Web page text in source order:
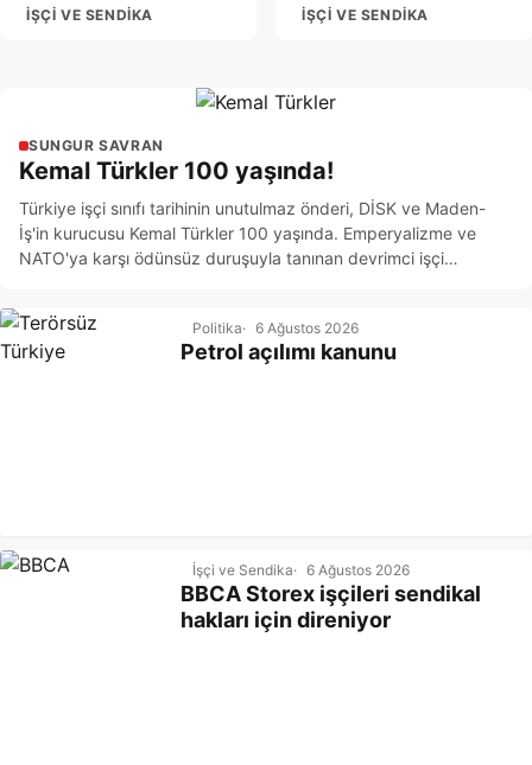
İŞÇI VE SENDIKA İŞÇI VE SENDIKA
SUNGUR SAVRAN
Kemal Türkler 100 yaşında!
Türkiye işçi sınıfı tarihinin unutulmaz önderi, DİSK ve Maden-
İş'in kurucusu Kemal Türkler 100 yaşında. Emperyalizme ve
NATO'ya karşı ödünsüz duruşuyla tanınan devrimci işçi
Petrol açılımı kanunu
Politika 6 Ağustos 2026
BBCA Storex işçileri sendikal
hakları için direniyor
İşçi ve Sendika 6 Ağustos 2026